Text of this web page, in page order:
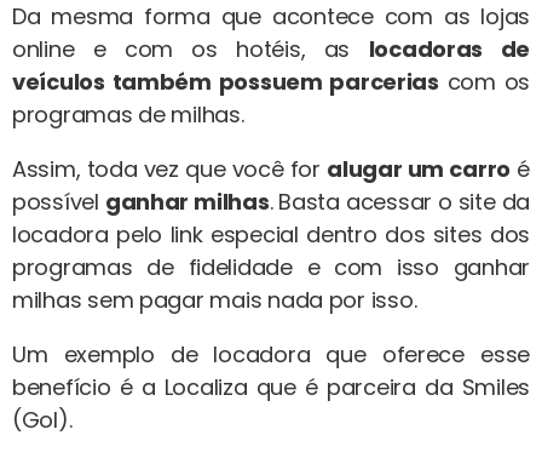
Da mesma forma que acontece com as lojas
online e com os hotéis, as locadoras de
veículos também possuem parcerias com os
programas de milhas.
Assim, toda vez que você for alugar um carro é
possível ganhar milhas. Basta acessar o site da
locadora pelo link especial dentro dos sites dos
programas de fidelidade e com isso ganhar
milhas sem pagar mais nada por isso.
Um exemplo de locadora que oferece esse
benefício é a Localiza que é parceira da Smiles
(Gol).